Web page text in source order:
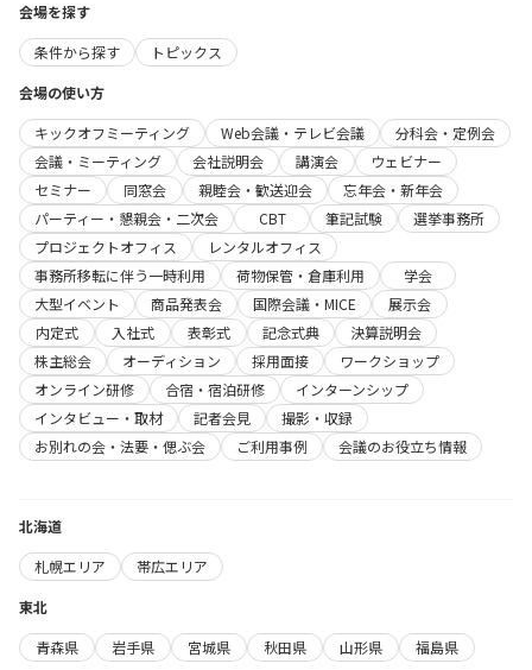
会場を探す
条件から探す
トピックス
会場の使い方
キックオフミーティング
Web会議・テレビ会議
分科会・定例会
会議・ミーティング
会社説明会 講演会
ウェビナー
セミナー
同窓会 親睦会・歓送迎会
忘年会・新年会
パーティー・懇親会・二次会
CBT 筆記試験
選挙事務所
プロジェクトオフィス
レンタルオフィス
事務所移転に伴う一時利用
荷物保管・倉庫利用
学会
大型イベント
商品発表会 国際会議・MICE
展示会
内定式
入社式 表彰式 記念式典
決算説明会
株主総会
オーディション 採用面接
ワークショップ
オンライン研修
合宿・宿泊研修
インターンシップ
インタビュー・取材
記者会見
撮影・収録
お別れの会・法要・偲ぶ会
ご利用事例 会議のお役立ち情報
北海道
札幌エリア
帯広エリア
東北
青森県
岩手県 宮城県 秋田県 山形県
福島県